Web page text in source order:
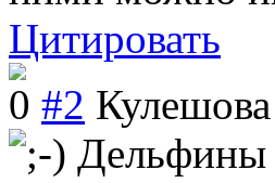
Цитировать
0 #2